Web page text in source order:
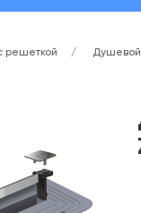
решеткой Душевой